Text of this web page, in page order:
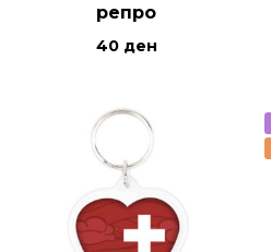
репро
40 ден